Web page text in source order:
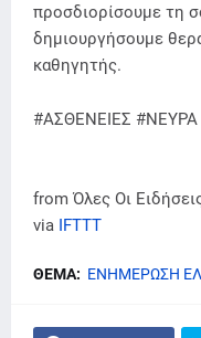
προσδιορίσουμε τη
δημιουργήσουμε
καθηγητής.
#ΑΣΘΕΝΕΙΕΣ #ΝΕΥΡΑ
from Όλες Οι
via IFTTT
ΘΕΜΑ: ΕΝΗΜΕΡΩΣΗ